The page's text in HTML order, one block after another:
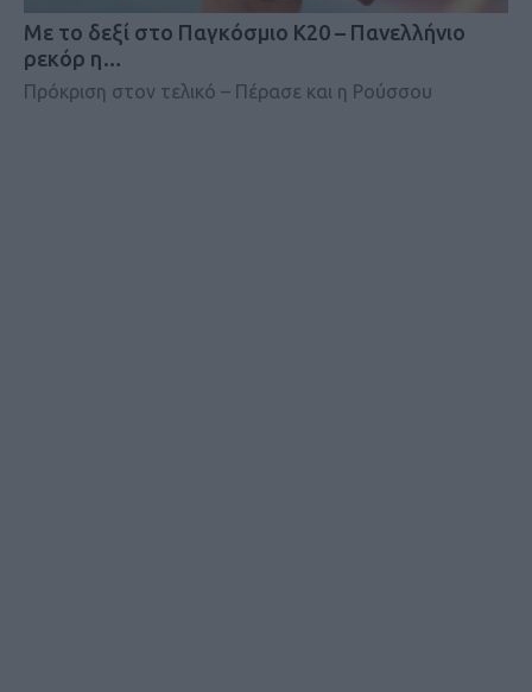
Mε το δεξί στο Παγκόσμιο Κ20 – Πανελλήνιο
ρεκόρ η…
Πρόκριση στον τελικό – Πέρασε και η Ρούσσου